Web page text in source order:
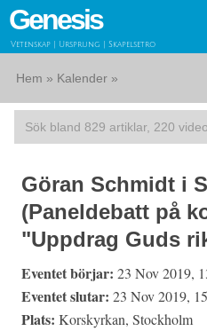
Genesis
Vetenskap | Ursprung | Skapelsetro
Hem » Kalender »
Göran Schmidt i
(Paneldebatt på
"Uppdrag Guds
Eventet börjar: 23 Nov 2019,
Eventet slutar: 23 Nov 2019,
Plats: Korskyrkan, Stockholm